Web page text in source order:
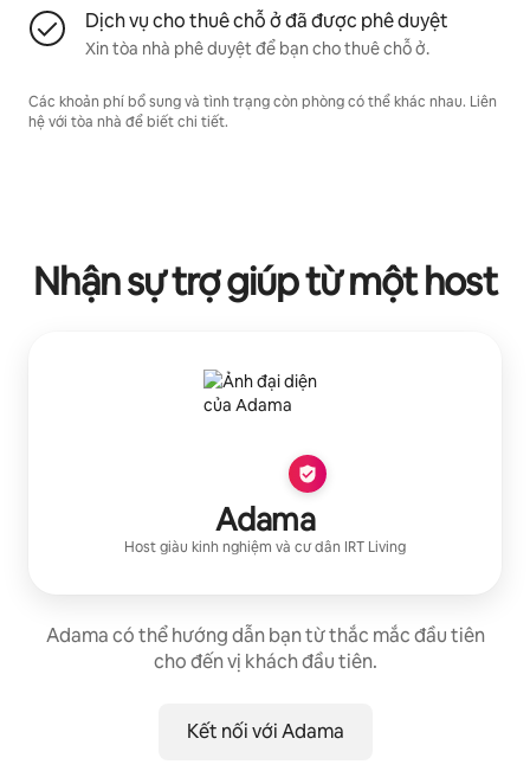
Dịch vụ cho thuê chỗ ở đã được phê duyệt
Xin tòa nhà phê duyệt để bạn cho thuê chỗ ở.
Các khoản phí bổ sung và tình trạng còn phòng có thể khác nhau. Liên
hệ với tòa nhà để biết chi tiết.
Nhận sự trợ giúp từ một host
Adama
Host giàu kinh nghiệm và cư dân IRT Living
Adama có thể hướng dẫn bạn từ thắc mắc đầu tiên
cho đến vị khách đầu tiên.
Kết nối với Adama